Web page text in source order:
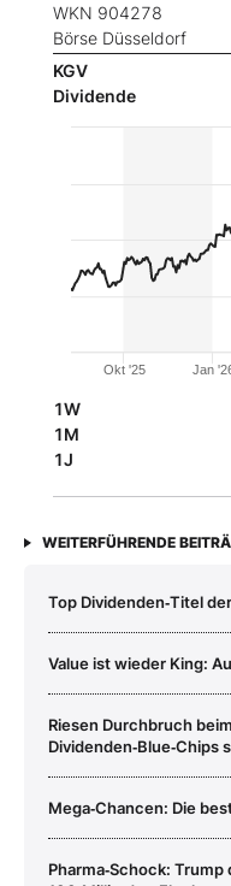
WKN 904278
Börse Düsseldorf
KGV
Dividende
Okt '25 Jan
1W
1M
1J
WEITERFÜHRENDE
Top Dividenden‑Titel
Value ist wieder King:
Riesen Durchbruch
Dividenden‑Blue‑Chips
Mega‑Chancen: Die
Pharma‑Schock: